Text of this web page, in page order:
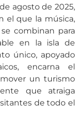
agosto de 2025,
el que la música,
combinan para
en la isla de
único, apoyado
encarna el
un turismo
que atraiga
de todo el